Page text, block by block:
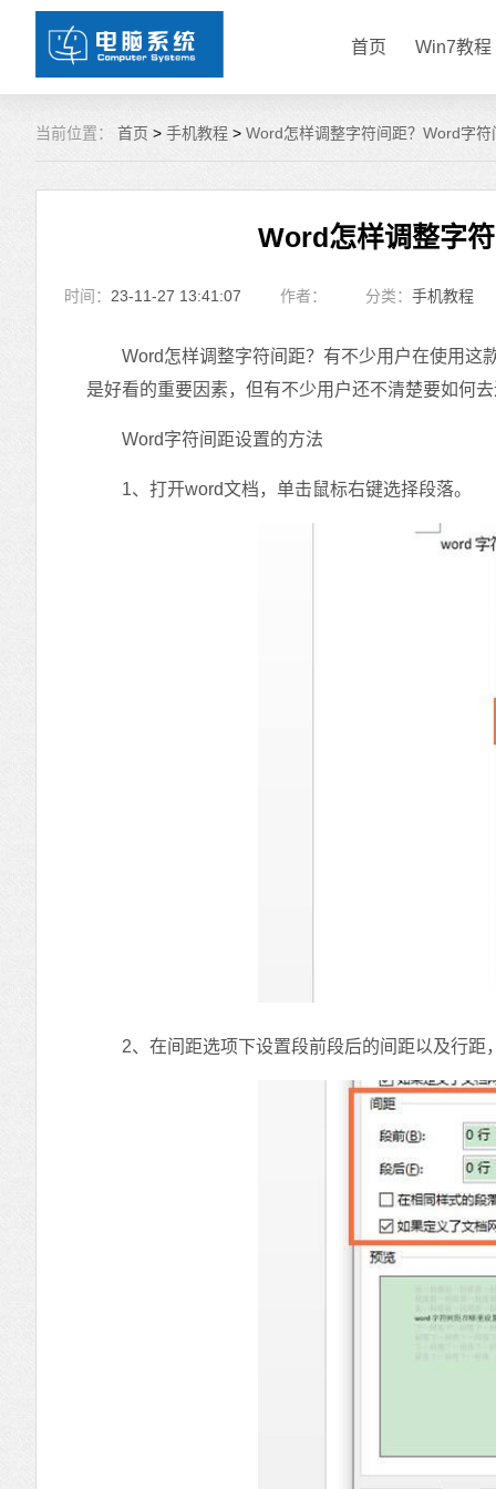
首页 Win7教程
当前位置： 首页 > 手机教程 > Word怎样调整字符间距？Word字
Word怎样调整字
时间： 23-11-27 13:41:07 作者： 分类： 手机教程
Word怎样调整字符间距？有不少用户在使用这
是好看的重要因素，但有不少用户还不清楚要如何
Word字符间距设置的方法
1、打开word文档，单击鼠标右键选择段落。
2、在间距选项下设置段前段后的间距以及行距